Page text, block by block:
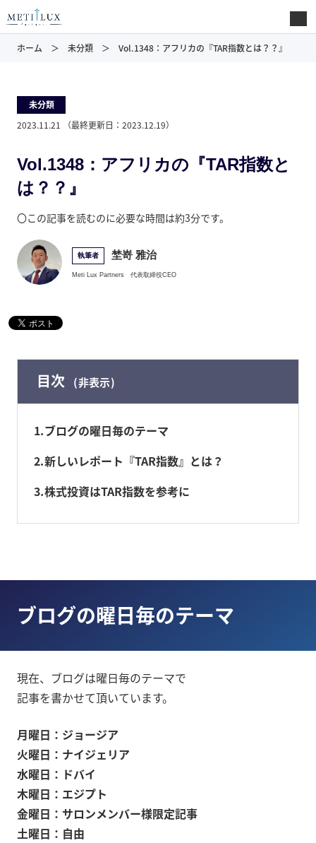
ホーム 未分類 Vol.1348：アフリカの『TAR指数とは？？』
未分類
2023.11.21
（最終更新日： 2023.12.19）
Vol.1348：アフリカの『TAR指数と
は？？』
〇この記事を読むのに必要な時間は約3分です。
執筆者 埜嵜 雅治
Meti Lux Partners 代表取締役CEO
目次 非表示
1 ブログの曜日毎のテーマ
2 新しいレポート『TAR指数』とは？
3 株式投資はTAR指数を参考に
ブログの曜日毎のテーマ
現在、ブログは曜日毎のテーマで
記事を書かせて頂いています。
月曜日：ジョージア
火曜日：ナイジェリア
水曜日：ドバイ
木曜日：エジプト
金曜日：サロンメンバー様限定記事
土曜日：自由